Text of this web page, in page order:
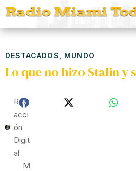
DESTACADOS MUNDO
Lo que no hizo Stalin y
Red
Acci
Ón
Digit
Al
M